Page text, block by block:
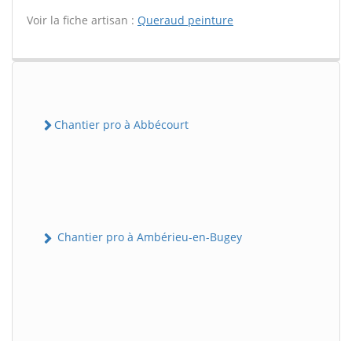
Voir la fiche artisan : Queraud peinture
Chantier pro à Abbécourt
Chantier pro à Ambérieu-en-Bugey